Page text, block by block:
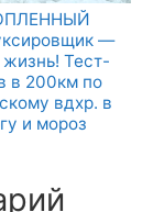
—
Тест-
в 200км по
вдхр. в
и мороз